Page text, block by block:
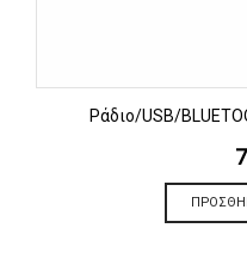
Ράδιο/USB/